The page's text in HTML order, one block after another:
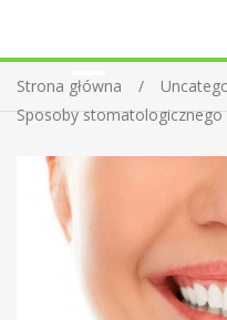
Strona główna
Sposoby